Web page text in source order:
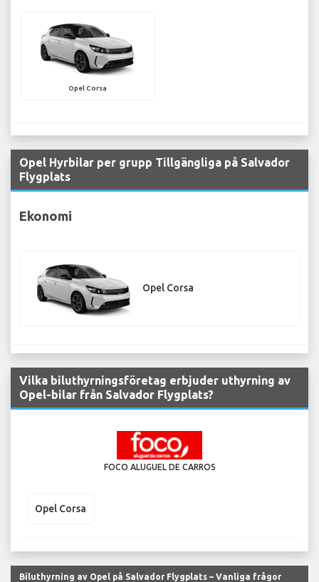
Opel Corsa
Opel Hyrbilar per grupp Tillgängliga på Salvador
Flygplats
Ekonomi
Opel Corsa
Vilka biluthyrningsföretag erbjuder uthyrning av
Opel-bilar från Salvador Flygplats?
FOCO ALUGUEL DE CARROS
Opel Corsa
Biluthyrning av Opel på Salvador Flygplats – Vanliga frågor